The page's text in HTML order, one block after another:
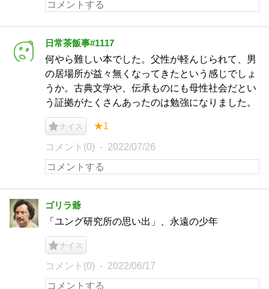
日常茶飯事#1117
何やら難しい本でした。父性が軽んじられて、男
の居場所が益々無くなってきたという感じでしょ
うか。古典文学や、伝承ものにも母性社会だとい
う証拠がたくさんあったのは勉強になりました。
ナイス ★1
コメント(0) 2022/07/26
ゴリラ爺
「ユング研究所の思い出」、永遠の少年
ナイス
コメント(0) 2022/06/17